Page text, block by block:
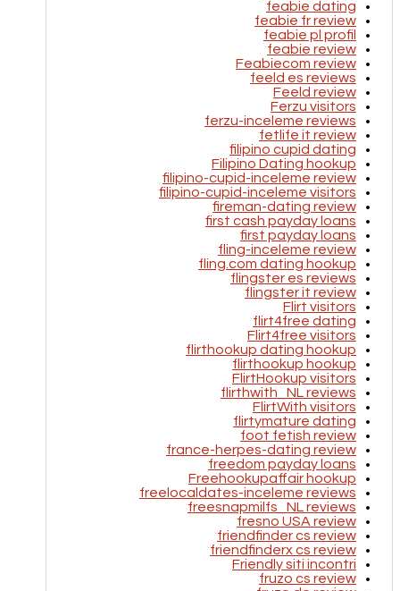
feabie dating
feabie fr review
feabie pl profil
feabie review
Feabiecom review
feeld es reviews
Feeld review
Ferzu visitors
ferzu-inceleme reviews
fetlife it review
filipino cupid dating
Filipino Dating hookup
filipino-cupid-inceleme review
filipino-cupid-inceleme visitors
fireman-dating review
first cash payday loans
first payday loans
fling-inceleme review
fling.com dating hookup
flingster es reviews
flingster it review
Flirt visitors
flirt4free dating
Flirt4free visitors
flirthookup dating hookup
flirthookup hookup
FlirtHookup visitors
flirthwith_NL reviews
FlirtWith visitors
flirtymature dating
foot fetish review
france-herpes-dating review
freedom payday loans
Freehookupaffair hookup
freelocaldates-inceleme reviews
freesnapmilfs_NL reviews
fresno USA review
friendfinder cs review
friendfinderx cs review
Friendly siti incontri
fruzo cs review